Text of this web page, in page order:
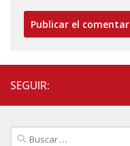
SEGUIR:
Buscar: